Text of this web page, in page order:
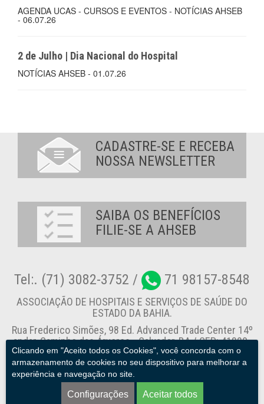
AGENDA UCAS - CURSOS E EVENTOS - NOTÍCIAS AHSEB
- 06.07.26
2 de Julho | Dia Nacional do Hospital
NOTÍCIAS AHSEB - 01.07.26
Clicando em "Aceito todos os Cookies", você concorda com o
armazenamento de cookies no seu dispositivo para melhorar a
experiência e navegação no site.
Configurações Aceitar todos
CADASTRE-SE E RECEBA
NOSSA NEWSLETTER
SAIBA OS BENEFÍCIOS
FILIE-SE A AHSEB
Tel:. (71) 3082-3752 / 71 98157-8548
ASSOCIAÇÃO DE HOSPITAIS E SERVIÇOS DE SAÚDE DO
ESTADO DA BAHIA.
Rua Frederico Simões, 98 Ed. Advanced Trade Center 14º
andar, Caminho das Árvores - Salvador-BA / CEP: 41820-
774
Canal de Denúncia
AHSEB. © 2013 - 2026. Todos os direitos reservados.